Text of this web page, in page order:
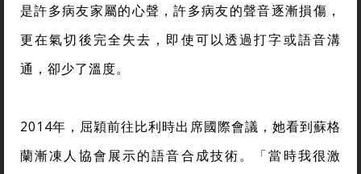
是許多病友家屬的心聲，許多病友的聲音逐漸損傷，
更在氣切後完全失去，即使可以透過打字或語音溝
通，卻少了溫度。
2014年，屈穎前往比利時出席國際會議，她看到蘇格
蘭漸凍人協會展示的語音合成技術。「當時我很激